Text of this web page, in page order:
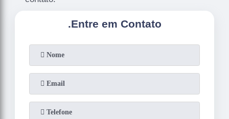
.Entre em Contato